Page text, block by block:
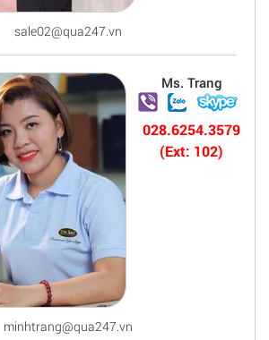
sale02@qua247.vn
Ms. Trang
028.6254.3579
(Ext: 102)
minhtrang@qua247.vn